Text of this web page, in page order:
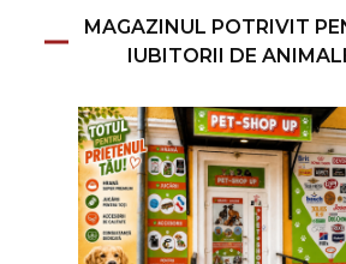
MAGAZINUL POTRIVIT
IUBITORII DE